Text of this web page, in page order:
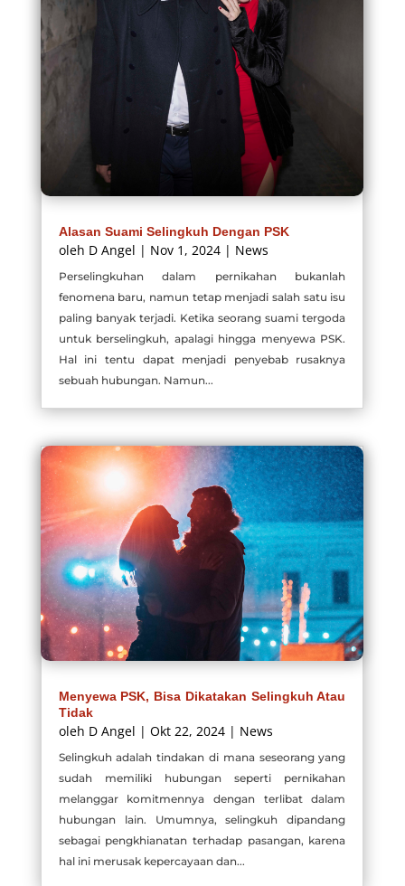
Alasan Suami Selingkuh Dengan PSK
oleh D Angel | Nov 1, 2024| News
Perselingkuhan dalam pernikahan bukanlah
fenomena baru, namun tetap menjadi salah satu isu
paling banyak terjadi. Ketika seorang suami tergoda
untuk berselingkuh, apalagi hingga menyewa PSK.
Hal ini tentu dapat menjadi penyebab rusaknya
sebuah hubungan. Namun...
Menyewa PSK, Bisa Dikatakan Selingkuh Atau
Tidak
oleh D Angel | Okt 22, 2024| News
Selingkuh adalah tindakan di mana seseorang yang
sudah memiliki hubungan seperti pernikahan
melanggar komitmennya dengan terlibat dalam
hubungan lain. Umumnya, selingkuh dipandang
sebagai pengkhianatan terhadap pasangan, karena
hal ini merusak kepercayaan dan...